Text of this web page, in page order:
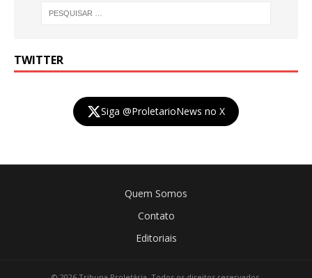
TWITTER
Siga @ProletarioNews no X
Quem Somos
Contato
Editoriais